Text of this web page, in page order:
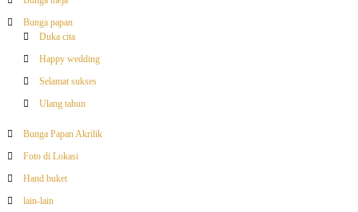
Bunga papan
Duka cita
Happy wedding
Selamat sukses
Ulang tahun
Bunga Papan Akrilik
Foto di Lokasi
Hand buket
lain-lain